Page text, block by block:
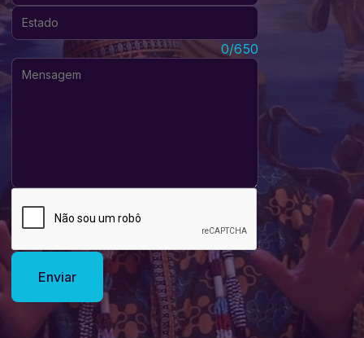
Estado:
0/650
Enviar